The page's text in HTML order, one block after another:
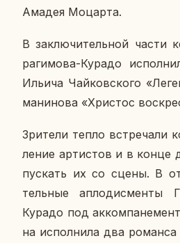
Амадея Мо­цар­та.
В за­клю­чи­тель­ной части
ра­ги­мо­ва-Курадо
Ильича Чай­ков­ско­го
ма­ни­но­ва «Хри­стос
Зри­те­ли тепло встре­ча­ли
ле­ние ар­ти­стов и в конце
пус­кать их со сцены. В
тель­ные ап­ло­дис­мен­ты
Курадо под
на ис­пол­ни­ла два